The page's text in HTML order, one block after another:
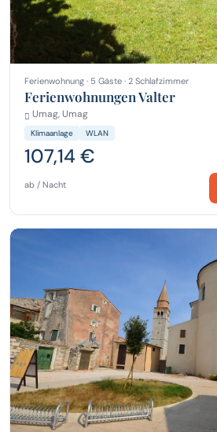
Ferienwohnung · 5 Gäste · 2 Schlafzimmer
Ferienwohnungen Valter
Umag, Umag
Klimaanlage WLAN
107,14 €
ab / Nacht